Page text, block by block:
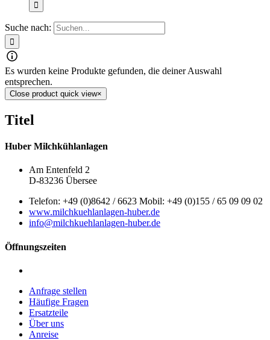
Suche nach:
Es wurden keine Produkte gefunden, die deiner Auswahl
entsprechen.
Close product quick view×
Titel
Huber Milchkühlanlagen
Am Entenfeld 2
D-83236 Übersee
Telefon: +49 (0)8642 / 6623 Mobil: +49 (0)155 / 65 09 09 02
www.milchkuehlanlagen-huber.de
info@milchkuehlanlagen-huber.de
Öffnungszeiten
Anfrage stellen
Häufige Fragen
Ersatzteile
Über uns
Anreise